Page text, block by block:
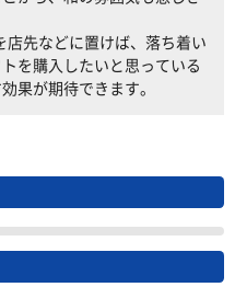
先などに置けば、落ち着い
を購入したいと思っている
果が期待できます。